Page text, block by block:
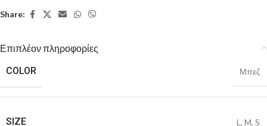
Share:
Επιπλέον πληροφορίες
COLOR
Μπεζ
SIZE L , M, S